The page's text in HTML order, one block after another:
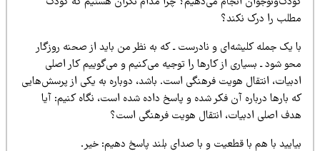
را درک نکند؟
یک جمله کلیشه‌ای و نادرست ـ که به نظر من باید از صحنه روزگار
شود ـ بسیاری از کارها را توجیه می‌کنیم و می‌گوییم کار اصلی
انتقال هویت فرهنگی است. باشد، دوباره به یکی از پرسش‌هایی
بارها درباره آن فکر شده و پاسخ داده شده است، نگاه کنیم: آیا
اصلی ادبیات، انتقال هویت فرهنگی است؟
با هم با قطعیت و با صدای بلند پاسخ دهیم: خیر.